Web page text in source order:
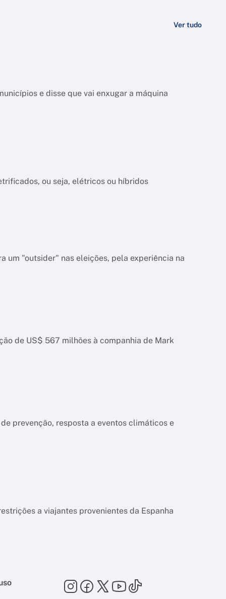
Ver tudo
e disse que vai enxugar a máquina
ou seja, elétricos ou híbridos
um "outsider" nas eleições, pela experiência na
de US$ 567 milhões à companhia de Mark
prevenção, resposta a eventos climáticos e
a viajantes provenientes da Espanha